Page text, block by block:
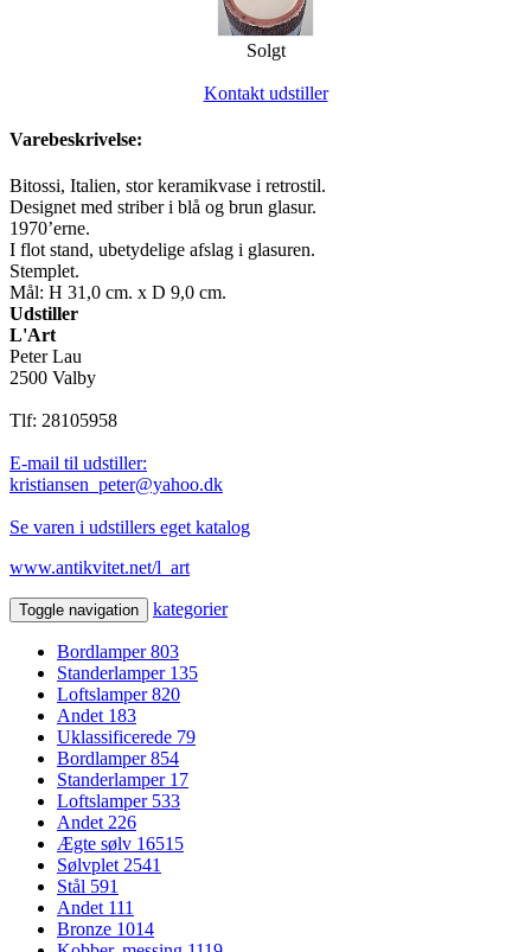
Solgt
Kontakt udstiller
Varebeskrivelse:
Bitossi, Italien, stor keramikvase i retrostil.
Designet med striber i blå og brun glasur.
1970’erne.
I flot stand, ubetydelige afslag i glasuren.
Stemplet.
Mål: H 31,0 cm. x D 9,0 cm.
Udstiller
L'Art
Peter Lau
2500 Valby
Tlf: 28105958
E-mail til udstiller:
kristiansen_peter@yahoo.dk
Se varen i udstillers eget katalog
www.antikvitet.net/l_art
Toggle navigation kategorier
Bordlamper803
Standerlamper 135
Loftslamper820
Andet 183
Uklassificerede 79
Bordlamper854
Standerlamper 17
Loftslamper 533
Andet226
Ægte sølv 16515
Sølvplet2541
Stål 591
Andet 111
Bronze 1014